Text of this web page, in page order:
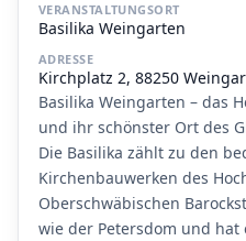
VERANSTALTUNGSORT
Basilika Weingarten
ADRESSE
Kirchplatz 2, 88250
Basilika Weingarten – das
und ihr schönster Ort des
Die Basilika zählt zu den
Kirchenbauwerken des
Oberschwäbischen
wie der Petersdom und